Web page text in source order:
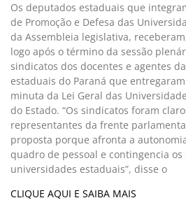
Os deputados estaduais que
de Promoção e Defesa das
da Assembleia legislativa,
logo após o término da sessão
sindicatos dos docentes e agentes
estaduais do Paraná que
minuta da Lei Geral das
do Estado. “Os sindicatos foram
representantes da frente
proposta porque afronta a
quadro de pessoal e contingencia os
universidades estaduais”, disse o
CLIQUE AQUI E SAIBA MAIS